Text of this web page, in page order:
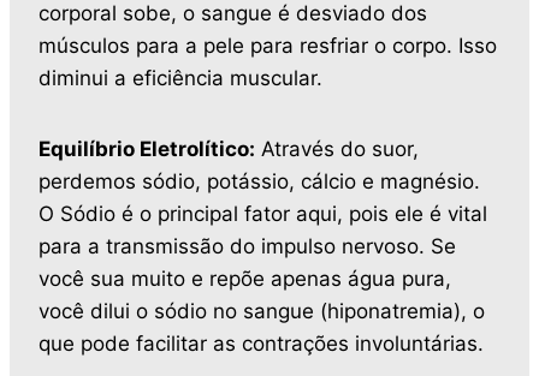
corporal sobe, o sangue é desviado dos
músculos para a pele para resfriar o corpo. Isso
diminui a eficiência muscular.
Equilíbrio Eletrolítico: Através do suor,
perdemos sódio, potássio, cálcio e magnésio.
O Sódio é o principal fator aqui, pois ele é vital
para a transmissão do impulso nervoso. Se
você sua muito e repõe apenas água pura,
você dilui o sódio no sangue (hiponatremia), o
que pode facilitar as contrações involuntárias.